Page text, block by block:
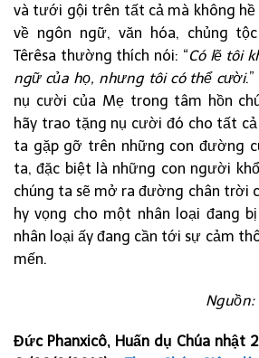
và tưới gội trên tất cả mà không hề
về ngôn ngữ, văn hóa, chủng
Têrêsa thường thích nói: “Có lẽ tôi
ngữ của họ, nhưng tôi có thể cười
nụ cười của Mẹ trong tâm hồn
hãy trao tặng nụ cười đó cho tất
ta gặp gỡ trên những con đường
ta, đặc biệt là những con người
chúng ta sẽ mở ra đường chân trời
hy vọng cho một nhân loại đang
nhân loại ấy đang cần tới sự cảm
mến.
Nguồn:
Đức Phanxicô, Huấn dụ Chúa nhật